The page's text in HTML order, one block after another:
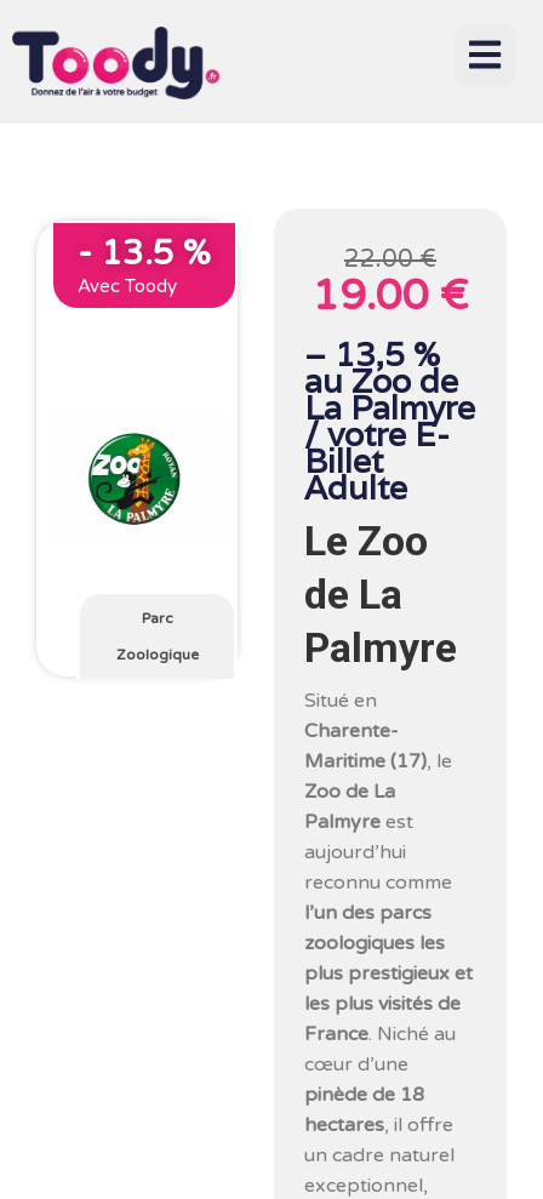
- 13.5 %
Avec Toody
Parc
Zoologique
22.00 €
19.00 €
– 13,5 %
au Zoo de
La Palmyre
/ votre E-
Billet
Adulte
Le Zoo
de La
Palmyre
Situé en
Charente-
Maritime (17), le
Zoo de La
Palmyre est
aujourd’hui
reconnu comme
l’un des parcs
zoologiques les
plus prestigieux et
les plus visités de
France. Niché au
cœur d’une
pinède de 18
hectares, il offre
un cadre naturel
exceptionnel,